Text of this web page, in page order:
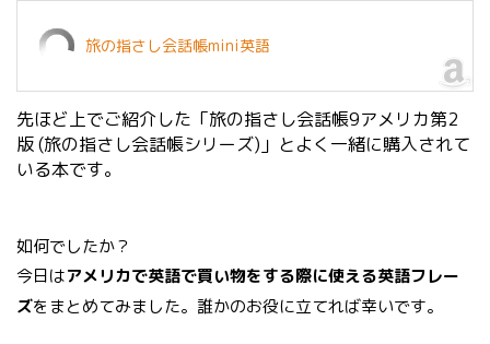
旅の指さし会話帳mini英語
先ほど上でご紹介した「旅の指さし会話帳9アメリカ第2
版 (旅の指さし会話帳シリーズ)」とよく一緒に購入されて
いる本です。
如何でしたか？
今日はアメリカで英語で買い物をする際に使える英語フレー
ズをまとめてみました。誰かのお役に立てれば幸いです。